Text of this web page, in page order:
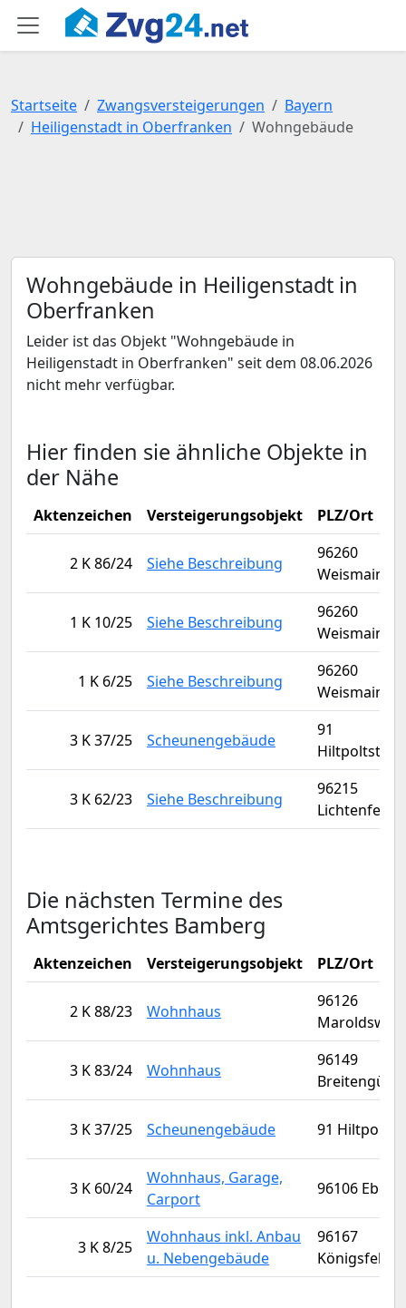
Startseite Zwangsversteigerungen
Bayern
Heiligenstadt in Oberfranken
Wohngebäude
Wohngebäude in Heiligenstadt in
Oberfranken
Leider ist das Objekt "Wohngebäude in
Heiligenstadt in Oberfranken" seit dem 08.06.2026
nicht mehr verfügbar.
Hier finden sie ähnliche Objekte in
der Nähe
Aktenzeichen Versteigerungsobjekt PLZ/Ort
2 K 86/24 Siehe Beschreibung
96260
Weismain
1 K 10/25 Siehe Beschreibung
96260
Weismain
1 K 6/25 Siehe Beschreibung
96260
Weismain
3 K 37/25 Scheunengebäude
91
Hiltpoltstein
3 K 62/23 Siehe Beschreibung
96215
Lichtenfels
Die nächsten Termine des
Amtsgerichtes Bamberg
Aktenzeichen Versteigerungsobjekt PLZ/Ort
2 K 88/23 Wohnhaus
96126
3 K 83/24 Wohnhaus
96149
3 K 37/25 Scheunengebäude 91
3 K 60/24
Wohnhaus, Garage,
Carport
96106 Ebern
3 K 8/25
Wohnhaus inkl. Anbau
u. Nebengebäude
96167
Königsfeld